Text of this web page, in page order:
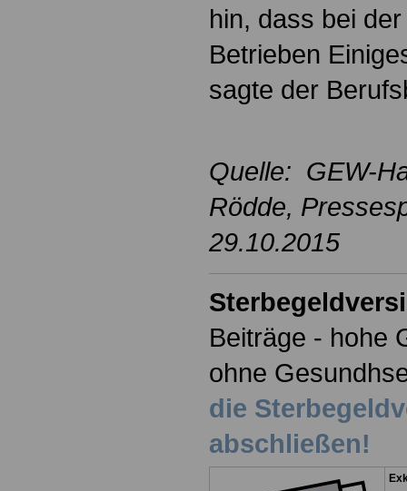
hin, dass bei
Betrieben
sagte der
Quelle: GEW-
Rödde,
29.10.2015
Beiträge - hohe
ohne
die
abschließen!